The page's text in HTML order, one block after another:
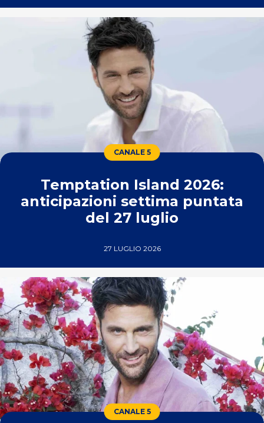
CANALE 5
Temptation Island 2026:
anticipazioni settima puntata
del 27 luglio
27 LUGLIO 2026
CANALE 5